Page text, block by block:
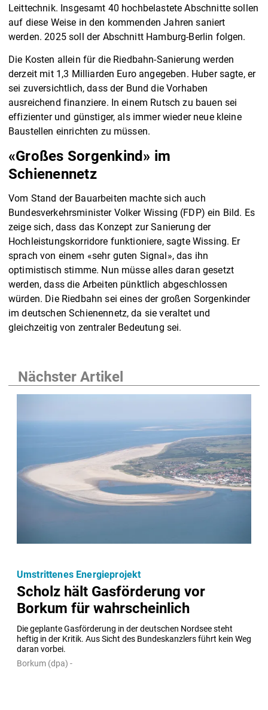
Leittechnik. Insgesamt 40 hochbelastete Abschnitte sollen
auf diese Weise in den kommenden Jahren saniert
werden. 2025 soll der Abschnitt Hamburg-Berlin folgen.
Die Kosten allein für die Riedbahn-Sanierung werden
derzeit mit 1,3 Milliarden Euro angegeben. Huber sagte, er
sei zuversichtlich, dass der Bund die Vorhaben
ausreichend finanziere. In einem Rutsch zu bauen sei
effizienter und günstiger, als immer wieder neue kleine
Baustellen einrichten zu müssen.
«Großes Sorgenkind» im
Schienennetz
Vom Stand der Bauarbeiten machte sich auch
Bundesverkehrsminister Volker Wissing (FDP) ein Bild. Es
zeige sich, dass das Konzept zur Sanierung der
Hochleistungskorridore funktioniere, sagte Wissing. Er
sprach von einem «sehr guten Signal», das ihn
optimistisch stimme. Nun müsse alles daran gesetzt
werden, dass die Arbeiten pünktlich abgeschlossen
würden. Die Riedbahn sei eines der großen Sorgenkinder
im deutschen Schienennetz, da sie veraltet und
gleichzeitig von zentraler Bedeutung sei.
Nächster Artikel
Scholz hält Gasförderung vor
Borkum für wahrscheinlich
Die geplante Gasförderung in der deutschen Nordsee steht
heftig in der Kritik. Aus Sicht des Bundeskanzlers führt kein Weg
daran vorbei.
Umstrittenes Energieprojekt
Borkum (dpa) -